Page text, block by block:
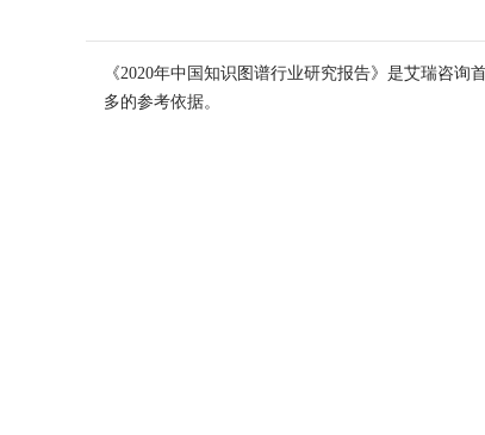
《2020年中国知识图谱行业研究报告》是艾瑞咨询
多的参考依据。